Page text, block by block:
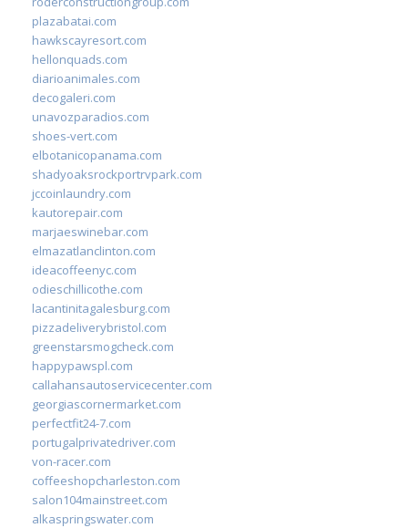
plazabatai.com
hawkscayresort.com
hellonquads.com
diarioanimales.com
decogaleri.com
unavozparadios.com
shoes-vert.com
elbotanicopanama.com
shadyoaksrockportrvpark.com
jccoinlaundry.com
kautorepair.com
marjaeswinebar.com
elmazatlanclinton.com
ideacoffeenyc.com
odieschillicothe.com
lacantinitagalesburg.com
pizzadeliverybristol.com
greenstarsmogcheck.com
happypawspl.com
callahansautoservicecenter.com
georgiascornermarket.com
perfectfit24-7.com
portugalprivatedriver.com
von-racer.com
coffeeshopcharleston.com
salon104mainstreet.com
alkaspringswater.com